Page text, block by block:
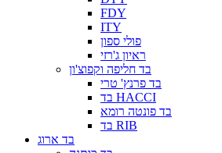
FDY
ITY
פולי ספון
ראיון ג'רזי
בד חליפה וקפוצ'ון
בד פרנץ' טרי
בד HACCI
בד פונטה רומא
בד RIB
בד ארוג